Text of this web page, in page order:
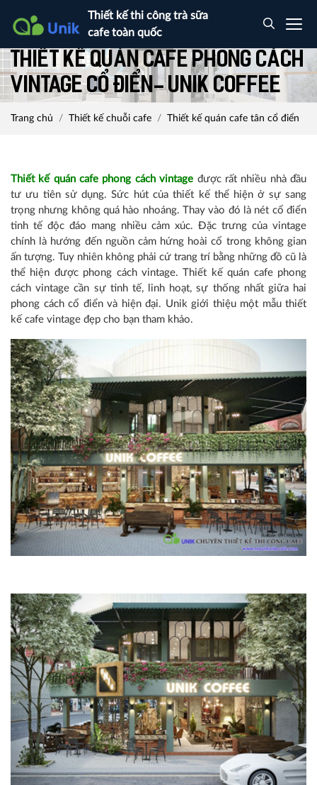
Thiết kế thi công trà sữa
cafe toàn quốc
Thiết kế quán cafe phong cách
Vintage cổ điển- Unik coffee
Trang chủ Thiết kế chuỗi cafe Thiết kế quán cafe tân cổ điển
Thiết kế quán cafe phong cách vintage được rất nhiều nhà đầu
tư ưu tiên sử dụng. Sức hút của thiết kế thể hiện ở sựsang
trọng nhưng không quá hào nhoáng. Thay vào đó là nét cổ điển
tinh tế độc đáo mang nhiều cảm xúc. Đặc trưng của vintage
chính là hướng đến nguồn cảm hứng hoài cổ trong không gian
ấn tượng. Tuy nhiên không phải cứ trang trí bằng những đồ cũ là
thể hiện được phong cách vintage. Thiết kế quán cafe phong
cách vintage cần sự tinh tế, linh hoạt, sự thống nhất giữa hai
phong cách cổ điển và hiện đại. Unik giới thiệu một mẫu thiết
kế cafe vintage đẹp cho bạn tham khảo.